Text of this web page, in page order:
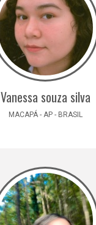
Vanessa souza silva
MACAPÁ - AP - BRASIL